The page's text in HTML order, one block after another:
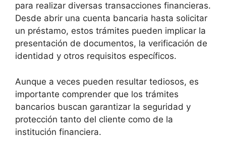
para realizar diversas transacciones financieras.
Desde abrir una cuenta bancaria hasta solicitar
un préstamo, estos trámites pueden implicar la
presentación de documentos, la verificación de
identidad y otros requisitos específicos.
Aunque a veces pueden resultar tediosos, es
importante comprender que los trámites
bancarios buscan garantizar la seguridad y
protección tanto del cliente como de la
institución financiera.